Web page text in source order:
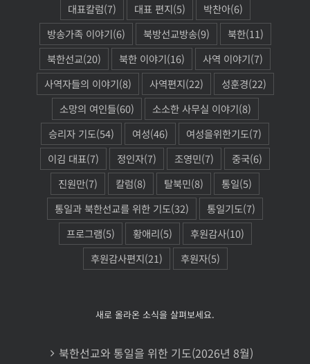
대표칼럼(7) 대표 편지(5) 박찬아(6)
방송가족 이야기(6) 북방선교방송(9) 북한(11)
북한선교(20) 북한 이야기(16) 사역 이야기(7)
사역자들의 이야기(8) 사역편지(22) 성훈경(22)
소망의 여인들(60) 소소한 사무실 이야기(8)
승리자 기도(54) 여성(46) 여성을위한기도(7)
이김 대표(7) 정인자(7) 조영민(7) 중국(6)
진원만(7) 칼럼(8) 탈북민(8) 통일(5)
통일과 북한선교를 위한 기도(32) 통일기도(7)
프로그램(5) 황애리(5) 후원감사(10)
후원감사편지(21) 후원자(5)
새로 올라온 소식을 살펴보세요.
북한선교와 통일을 위한 기도(2026년 8월)